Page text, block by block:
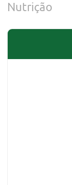
Nutrição